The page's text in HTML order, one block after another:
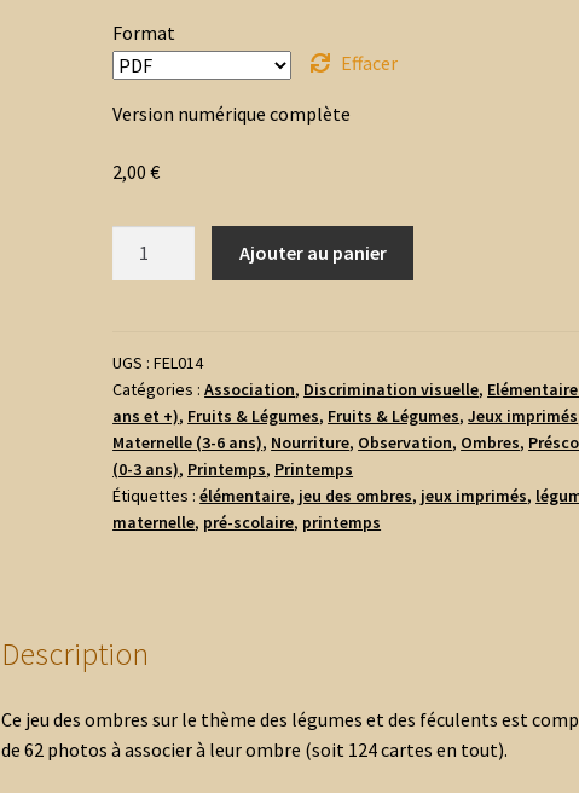
Format
Effacer
Version numérique complète
2,00€
Ombres
-
Légumes
et
Féculents
Ajouter au panier
UGS :FEL014
Catégories :Association, Discrimination visuelle,
ans et +), Fruits & Légumes, Fruits & Légumes,Jeux imprimés
Maternelle (3-6 ans), Nourriture, Observation, Ombres,
(0-3 ans), Printemps, Printemps
Étiquettes :élémentaire, jeu des ombres, jeux imprimés,
maternelle, pré-scolaire, printemps
Description
Ce jeu des ombres sur le thème des légumes et des féculents est
de 62 photos à associer à leur ombre (soit 124 cartes en tout).